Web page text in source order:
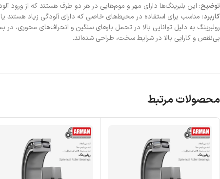
توضیح: این بلبرینگ‌ها دارای مهر و موم‌هایی در هر دو طرف هستند که از ورود
کاربرد: مناسب برای استفاده در محیط‌های خاصی که دارای آلودگی زیاد هستند
رولبرینگ به دلیل توانایی بالا در تحمل بارهای سنگین و انحراف‌های محوری، در
بی‌نقص و کارایی بالا در شرایط سخت، طراحی شده‌اند.
محصولات مرتبط